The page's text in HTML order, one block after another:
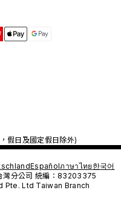
假日及國定假日除外)
Españolภาษาไทย 한국어
灣分公司 統編：83203375
Ltd Taiwan Branch